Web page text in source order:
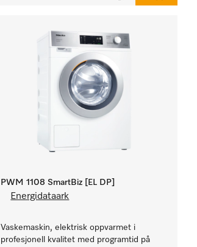
PWM 1108 SmartBiz [EL DP]
Energidataark
Vaskemaskin, elektrisk oppvarmet i
profesjonell kvalitet med programtid på